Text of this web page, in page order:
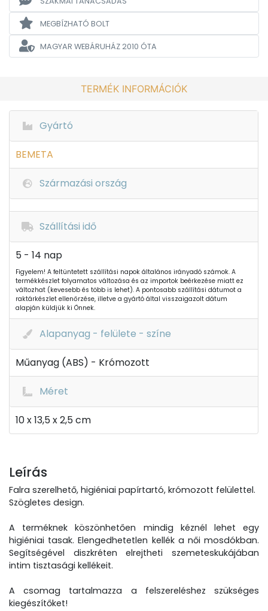
MEGBÍZHATÓ BOLT
MAGYAR WEBÁRUHÁZ2010 ÓTA
TERMÉK INFORMÁCIÓK
Gyártó
BEMETA
Származási ország
Szállítási idő
5 - 14 nap
Figyelem! A feltüntetett szállítási napok általános irányadó számok. A
termékkészlet folyamatos változása és az importok beérkezése miatt ez
változhat (kevesebb és több is lehet). A pontosabb szállítási dátumot a
raktárkészlet ellenőrzése, illetve a gyártó által visszaigazolt dátum
alapján küldjük ki Önnek.
Alapanyag - felülete - színe
Műanyag (ABS) - Krómozott
Méret
10 x 13,5 x 2,5 cm
Leírás
Falra szerelhető, higiéniai papírtartó, krómozott felülettel.
Szögletes design.
A terméknek köszönhetően mindig kéznél lehet egy
higiéniai tasak. Elengedhetetlen kellék a női mosdókban.
Segítségével diszkréten elrejtheti szemeteskukájában
intim tisztasági kellékeit.
A csomag tartalmazza a felszereléshez szükséges
kiegészítőket!